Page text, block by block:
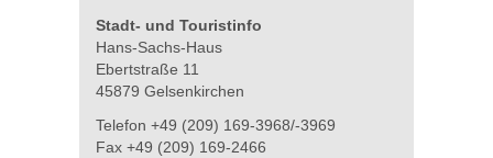
Stadt- und Touristinfo
Hans-Sachs-Haus
Ebertstraße 11
45879 Gelsenkirchen
Telefon +49 (209) 169-3968/-3969
Fax +49 (209) 169-2466